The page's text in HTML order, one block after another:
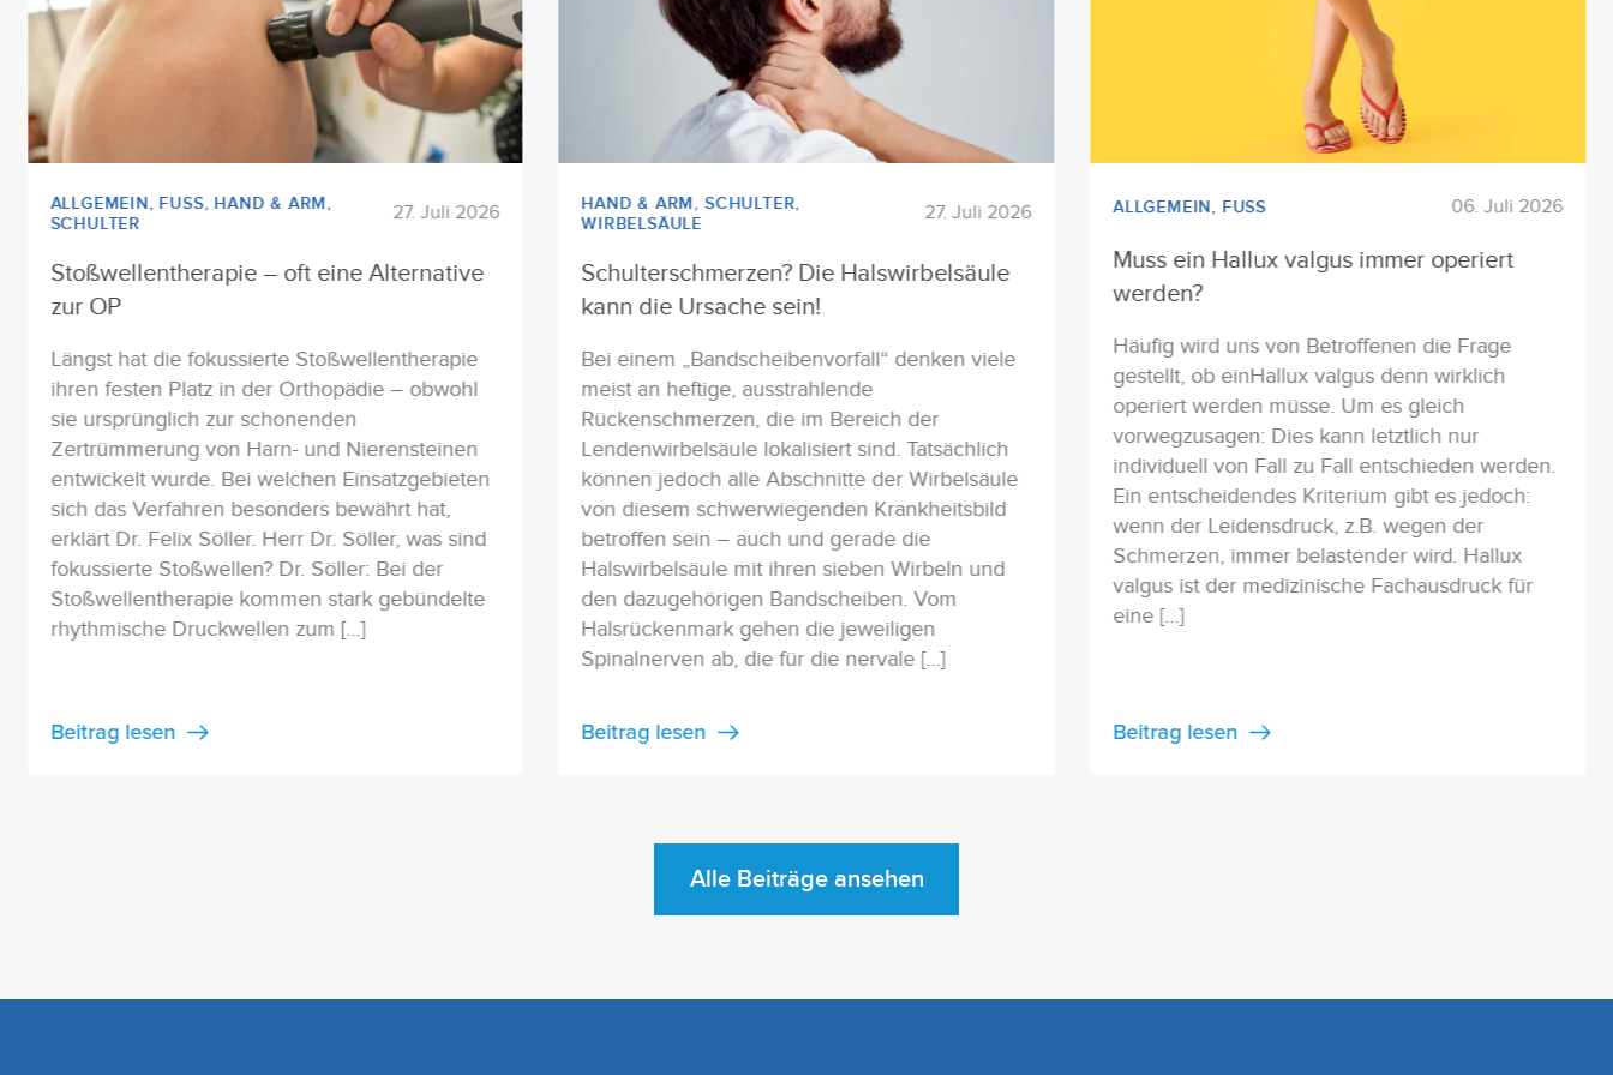
ALLGEMEIN, FUSS , HAND & ARM,
SCHULTER
27. Juli 2026
Stoßwellentherapie – oft eine Alternative
zur OP
Längst hat die fokussierte Stoßwellentherapie
ihren festen Platz in der Orthopädie – obwohl
sie ursprünglich zur schonenden
Zertrümmerung von Harn- und Nierensteinen
entwickelt wurde. Bei welchen Einsatzgebieten
sich das Verfahren besonders bewährt hat,
erklärt Dr. Felix Söller. Herr Dr. Söller, was sind
fokussierte Stoßwellen? Dr. Söller: Bei der
Stoßwellentherapie kommen stark gebündelte
rhythmische Druckwellen zum […]
Beitrag lesen
HAND & ARM,SCHULTER,
WIRBELSÄULE
27. Juli 2026
Schulterschmerzen? Die Halswirbelsäule
kann die Ursache sein!
Bei einem „Bandscheibenvorfall“ denken viele
meist an heftige, ausstrahlende
Rückenschmerzen, die im Bereich der
Lendenwirbelsäule lokalisiert sind. Tatsächlich
können jedoch alle Abschnitte der Wirbelsäule
von diesem schwerwiegenden Krankheitsbild
betroffen sein – auch und gerade die
Halswirbelsäule mit ihren sieben Wirbeln und
den dazugehörigen Bandscheiben. Vom
Halsrückenmark gehen die jeweiligen
Spinalnerven ab, die für die nervale […]
Beitrag lesen
ALLGEMEIN, FUSS 06. Juli 2026
Muss ein Hallux valgus immer operiert
werden?
Häufig wird uns von Betroffenen die Frage
gestellt, ob einHallux valgus denn wirklich
operiert werden müsse. Um es gleich
vorwegzusagen: Dies kann letztlich nur
individuell von Fall zu Fall entschieden werden.
Ein entscheidendes Kriterium gibt es jedoch:
wenn der Leidensdruck, z.B. wegen der
Schmerzen, immer belastender wird. Hallux
valgus ist der medizinische Fachausdruck für
eine […]
Beitrag lesen
Alle Beiträge ansehen